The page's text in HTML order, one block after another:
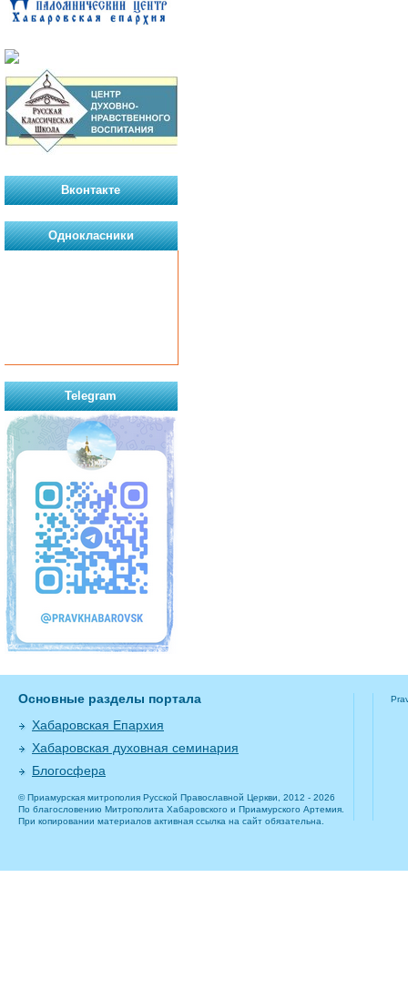
Вконтакте
Однокласники
Telegram
Основные разделы портала
Хабаровская Епархия
Хабаровская духовная семинария
Блогосфера
© Приамурская митрополия Русской Православной Церкви, 2012 - 2026
По благословению Митрополита Хабаровского и Приамурского Артемия.
При копировании материалов активная ссылка на сайт обязательна.